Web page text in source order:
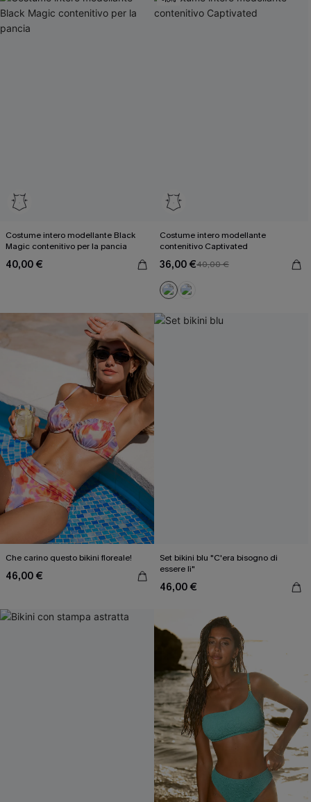
Costume intero modellante Black
Magic contenitivo per la pancia
40,00 €
Costume intero modellante
contenitivo Captivated
36,00 €40,00 €
Che carino questo bikini floreale!
46,00 €
Set bikini blu "C'era bisogno di
essere lì"
46,00 €